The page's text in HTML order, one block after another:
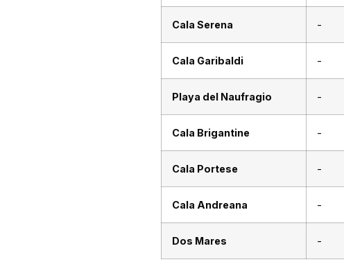
Cala Serena -
Cala Garibaldi -
Playa del Naufragio -
Cala Brigantine -
Cala Portese -
Cala Andreana -
Dos Mares -